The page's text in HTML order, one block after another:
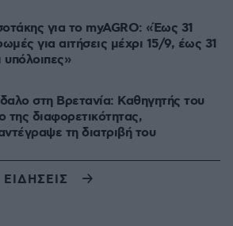
για το myAGRO: «Έως 31
για αιτήσεις μέχρι 15/9, έως 31
στη Βρετανία: Καθηγητής του
της διαφορετικότητας,
τη διατριβή του